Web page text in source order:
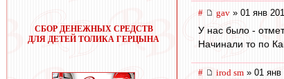
СБОР ДЕНЕЖНЫХ СРЕДСТВ
ДЛЯ ДЕТЕЙ ТОЛИКА ГЕРЦЫНА
# gav » 01 янв
У нас было -
Начинали то по
# irod sm » 01 янв